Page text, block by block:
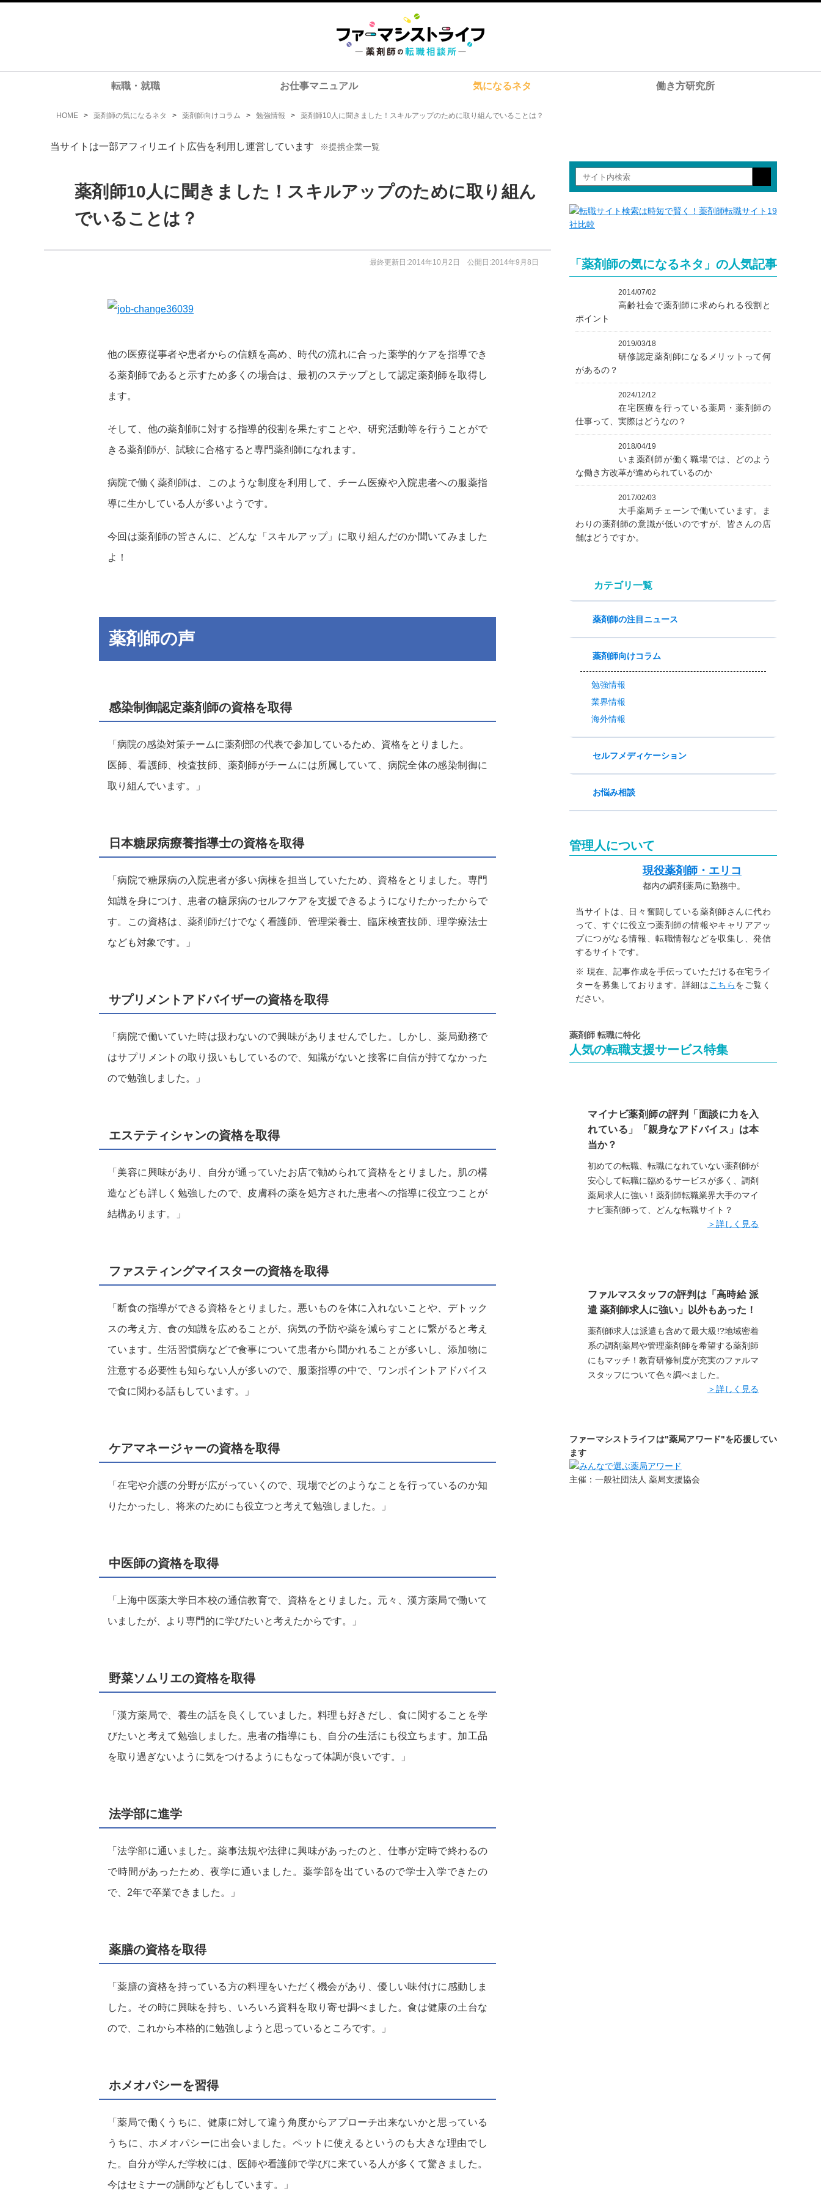
転職・就職 お仕事マニュアル 気になるネタ 働き方研究所
HOME > 薬剤師の気になるネタ > 薬剤師向けコラム > 勉強情報 > 薬剤師10人に聞きました！スキルアップのために取り組んでいることは？
当サイトは一部アフィリエイト広告を利用し運営しています ※提携企業一覧
薬剤師10人に聞きました！スキルアップのために取り組ん
でいることは？
最終更新日:2014年10月2日 公開日:2014年9月8日
他の医療従事者や患者からの信頼を高め、時代の流れに合った薬学的ケアを指導でき
る薬剤師であると示すため多くの場合は、最初のステップとして認定薬剤師を取得し
ます。
そして、他の薬剤師に対する指導的役割を果たすことや、研究活動等を行うことがで
きる薬剤師が、試験に合格すると専門薬剤師になれます。
病院で働く薬剤師は、このような制度を利用して、チーム医療や入院患者への服薬指
導に生かしている人が多いようです。
今回は薬剤師の皆さんに、どんな「スキルアップ」に取り組んだのか聞いてみました
よ！
薬剤師の声
感染制御認定薬剤師の資格を取得
「病院の感染対策チームに薬剤部の代表で参加しているため、資格をとりました。
医師、看護師、検査技師、薬剤師がチームには所属していて、病院全体の感染制御に
取り組んでいます。」
日本糖尿病療養指導士の資格を取得
「病院で糖尿病の入院患者が多い病棟を担当していたため、資格をとりました。専門
知識を身につけ、患者の糖尿病のセルフケアを支援できるようになりたかったからで
す。この資格は、薬剤師だけでなく看護師、管理栄養士、臨床検査技師、理学療法士
なども対象です。」
サプリメントアドバイザーの資格を取得
「病院で働いていた時は扱わないので興味がありませんでした。しかし、薬局勤務で
はサプリメントの取り扱いもしているので、知識がないと接客に自信が持てなかった
ので勉強しました。」
エステティシャンの資格を取得
「美容に興味があり、自分が通っていたお店で勧められて資格をとりました。肌の構
造なども詳しく勉強したので、皮膚科の薬を処方された患者への指導に役立つことが
結構あります。」
ファスティングマイスターの資格を取得
「断食の指導ができる資格をとりました。悪いものを体に入れないことや、デトック
スの考え方、食の知識を広めることが、病気の予防や薬を減らすことに繋がると考え
ています。生活習慣病などで食事について患者から聞かれることが多いし、添加物に
注意する必要性も知らない人が多いので、服薬指導の中で、ワンポイントアドバイス
で食に関わる話もしています。」
ケアマネージャーの資格を取得
「在宅や介護の分野が広がっていくので、現場でどのようなことを行っているのか知
りたかったし、将来のためにも役立つと考えて勉強しました。」
中医師の資格を取得
「上海中医薬大学日本校の通信教育で、資格をとりました。元々、漢方薬局で働いて
いましたが、より専門的に学びたいと考えたからです。」
野菜ソムリエの資格を取得
「漢方薬局で、養生の話を良くしていました。料理も好きだし、食に関することを学
びたいと考えて勉強しました。患者の指導にも、自分の生活にも役立ちます。加工品
を取り過ぎないように気をつけるようにもなって体調が良いです。」
法学部に進学
「法学部に通いました。薬事法規や法律に興味があったのと、仕事が定時で終わるの
で時間があったため、夜学に通いました。薬学部を出ているので学士入学できたの
で、2年で卒業できました。」
薬膳の資格を取得
「薬膳の資格を持っている方の料理をいただく機会があり、優しい味付けに感動しま
した。その時に興味を持ち、いろいろ資料を取り寄せ調べました。食は健康の土台な
ので、これから本格的に勉強しようと思っているところです。」
ホメオパシーを習得
「薬局で働くうちに、健康に対して違う角度からアプローチ出来ないかと思っている
うちに、ホメオパシーに出会いました。ペットに使えるというのも大きな理由でし
た。自分が学んだ学校には、医師や看護師で学びに来ている人が多くて驚きました。
今はセミナーの講師などもしています。」
「薬剤師の気になるネタ」の人気記事
2014/07/02
高齢社会で薬剤師に求められる役割と
ポイント
2019/03/18
研修認定薬剤師になるメリットって何
があるの？
2024/12/12
在宅医療を行っている薬局・薬剤師の
仕事って、実際はどうなの？
2018/04/19
いま薬剤師が働く職場では、どのよう
な働き方改革が進められているのか
2017/02/03
大手薬局チェーンで働いています。ま
わりの薬剤師の意識が低いのですが、皆さんの店
舗はどうですか。
カテゴリ一覧
薬剤師の注目ニュース
薬剤師向けコラム
勉強情報
業界情報
海外情報
セルフメディケーション
お悩み相談
管理人について
現役薬剤師・エリコ
都内の調剤薬局に勤務中。
当サイトは、日々奮闘している薬剤師さんに代わ
って、すぐに役立つ薬剤師の情報やキャリアアッ
プにつがなる情報、転職情報などを収集し、発信
するサイトです。
※ 現在、記事作成を手伝っていただける在宅ライ
ターを募集しております。詳細は こちらをご覧く
ださい。
薬剤師 転職に特化
人気の転職支援サービス特集
マイナビ薬剤師の評判「面談に力を入
れている」「親身なアドバイス」は本
当か？
初めての転職、転職になれていない薬剤師が
安心して転職に臨めるサービスが多く、調剤
薬局求人に強い！薬剤師転職業界大手のマイ
ナビ薬剤師って、どんな転職サイト？
＞詳しく見る
ファルマスタッフの評判は「高時給 派
遣 薬剤師求人に強い」以外もあった！
薬剤師求人は派遣も含めて最大級!?地域密着
系の調剤薬局や管理薬剤師を希望する薬剤師
にもマッチ！教育研修制度が充実のファルマ
スタッフについて色々調べました。
＞詳しく見る
ファーマシストライフは"薬局アワード"を応援してい
ます
主催：一般社団法人 薬局支援協会